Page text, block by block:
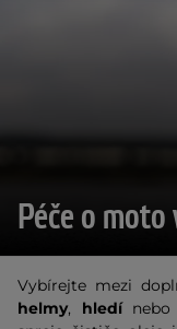
Péče o
Vybírejte mezi
helmy, hledínebo